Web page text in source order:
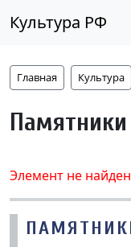
Культура РФ
Главная Культура
Элемент не